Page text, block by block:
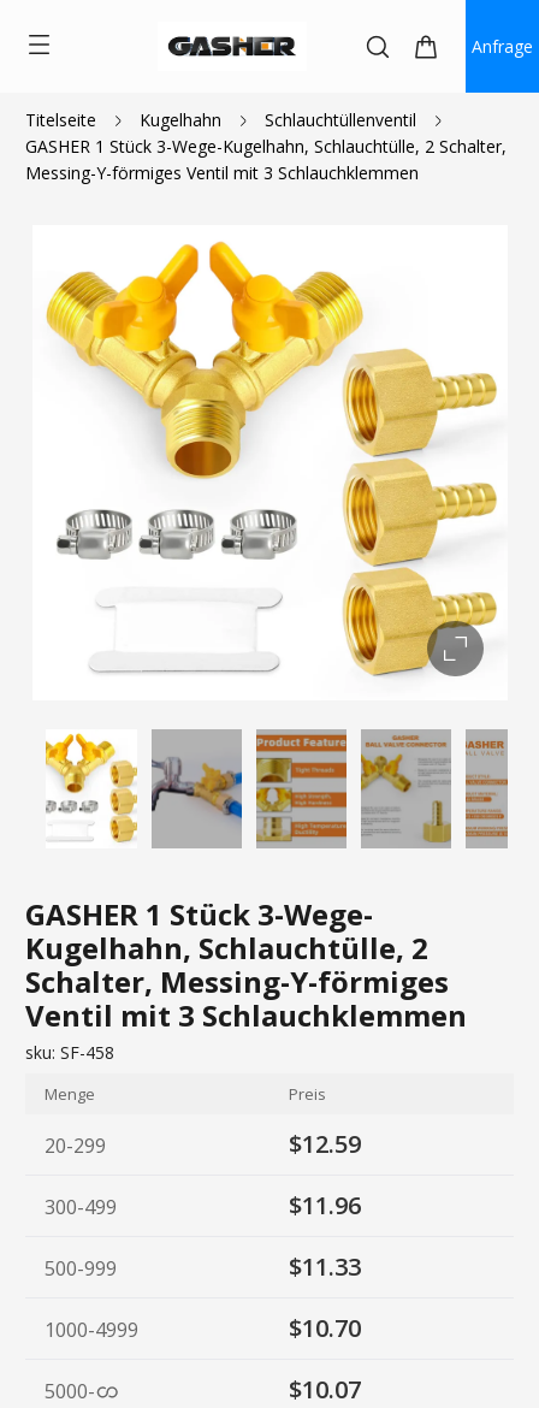
Anfrage
Titelseite Kugelhahn
Schlauchtüllenventil
GASHER 1 Stück 3-Wege-Kugelhahn, Schlauchtülle, 2 Schalter,
Messing-Y-förmiges Ventil mit 3 Schlauchklemmen
GASHER 1 Stück 3-Wege-
Kugelhahn, Schlauchtülle, 2
Schalter, Messing-Y-förmiges
Ventil mit 3 Schlauchklemmen
$12.59
sku: SF-458
Menge Preis
20-299 $12.59
300-499 $11.96
500-999 $11.33
1000-4999 $10.70
5000- $10.07